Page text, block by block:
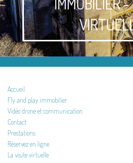
Accueil
Fly and play immobilier
Vidéo drone et communication
Contact
Prestations
Réservez en ligne
La visite virtuelle